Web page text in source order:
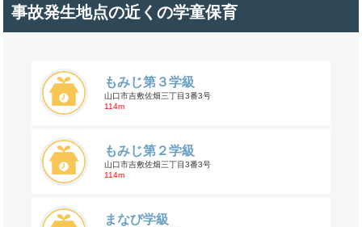
事故発生地点の近くの学童保育
もみじ第３学級
山口市吉敷佐畑三丁目3番3号
114m
もみじ第２学級
山口市吉敷佐畑三丁目3番3号
114m
まなび学級